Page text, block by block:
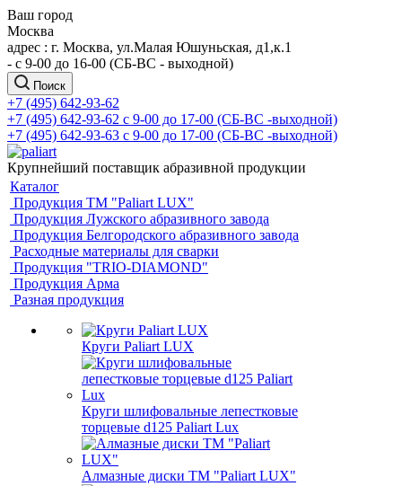
Ваш город
Москва
адрес : г. Москва, ул.Малая Юшуньская, д1,к.1
- c 9-00 до 16-00 (СБ-ВС - выходной)
Поиск
+7 (495) 642-93-62
+7 (495) 642-93-62 c 9-00 до 17-00 (СБ-ВС -выходной)
+7 (495) 642-93-63 c 9-00 до 17-00 (СБ-ВС -выходной)
Крупнейший поставщик абразивной продукции
Каталог
Продукция ТМ "Paliart LUX"
Продукция Лужского абразивного завода
Продукция Белгородского абразивного завода
Расходные материалы для сварки
Продукция "TRIO-DIAMOND"
Продукция Арма
Разная продукция
Круги Paliart LUX
Круги шлифовальные лепестковые
торцевые d125 Paliart Lux
Алмазные диски ТМ "Paliart LUX"